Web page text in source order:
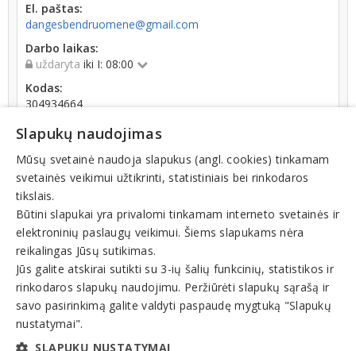
El. paštas:
dangesbendruomene@gmail.com
Darbo laikas:
uždaryta iki I: 08:00
Kodas:
304934664
Registracijos data:
2018-10-16
Apyvarta:
19 901 €, pelnas po mokesčių 0,0 % (2025 m.)
Veiklos sritys
Bendrijos
Bendruomenė
Slapukų naudojimas
Mūsų svetainė naudoja slapukus (angl. cookies) tinkamam
svetainės veikimui užtikrinti, statistiniais bei rinkodaros
tikslais.
Būtini slapukai yra privalomi tinkamam interneto svetainės ir
elektroninių paslaugų veikimui. Šiems slapukams nėra
reikalingas Jūsų sutikimas.
Jūs galite atskirai sutikti su 3-ių šalių funkcinių, statistikos ir
rinkodaros slapukų naudojimu. Peržiūrėti slapukų sąrašą ir
savo pasirinkimą galite valdyti paspaudę mygtuką "Slapukų
nustatymai".
SLAPUKŲ NUSTATYMAI